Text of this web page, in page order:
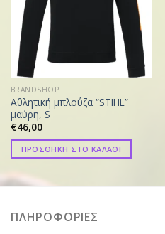
BRANDSHOP
Αθλητική μπλούζα “STIHL”
μαύρη, S
€46,00
ΠΡΟΣΘΗΚΗ ΣΤΟ ΚΑΛΑΘΙ
ΠΛΗΡΟΦΟΡΙΕΣ